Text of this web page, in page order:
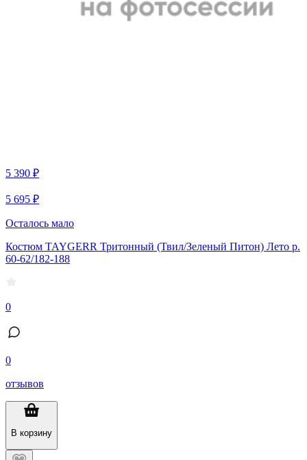
5 390 ₽
5 695 ₽
Осталось мало
Костюм TAYGERR Тритонный (Твил/Зеленый Питон) Лето р.
60-62/182-188
0
0
отзывов
В корзину